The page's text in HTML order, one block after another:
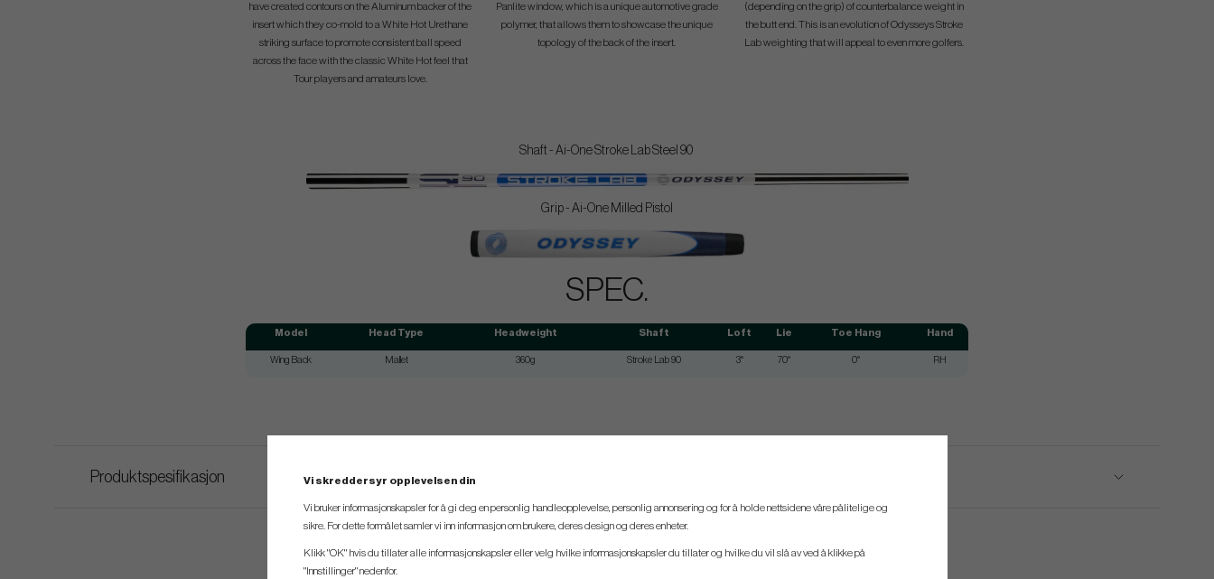
have created contours on the Aluminum backer of the
insert which they co-mold to a White Hot Urethane
striking surface to promote consistent ball speed
across the face with the classic White Hot feel that
Tour players and amateurs love.
Panlite window, which is a unique automotive grade
polymer, that allows them to showcase the unique
topology of the back of the insert.
(depending on the grip) of counterbalance weight in
the butt end. This is an evolution of Odysseys Stroke
Lab weighting that will appeal to even more golfers.
Shaft - Ai-One Stroke Lab Steel 90
Grip - Ai-One Milled Pistol
SPEC.
Model Head Type Headweight Shaft Loft Lie Toe Hang Hand
Wing Back Mallet 360g Stroke Lab 90 3° 70° 0° RH
Produktspesifikasjon Vi skreddersyr opplevelsen din
Vi bruker informasjonskapsler for å gi deg en personlig handleopplevelse, personlig annonsering og for å holde nettsidene våre pålitelige og
sikre. For dette formålet samler vi inn informasjon om brukere, deres design og deres enheter.
Klikk "OK" hvis du tillater alle informasjonskapsler eller velg hvilke informasjonskapsler du tillater og hvilke du vil slå av ved å klikke på
"Innstillinger" nedenfor.